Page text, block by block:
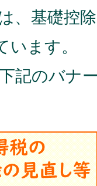
、基礎控
います。
記のバナ